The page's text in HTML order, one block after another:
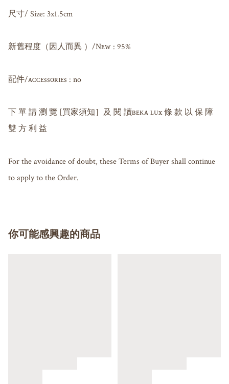
尺寸/ Size: 3x1.5cm
新舊程度（因人而異 ）/Nᴇᴡ : 95%
配件/ᴀᴄᴄᴇssᴏʀɪᴇs : no
下 單 請 瀏 覽 [買家須知］及 閱 讀ʙᴇᴋᴀ ʟᴜx 條 款 以 保 障
雙 方 利 益
For the avoidance of doubt, these Terms of Buyer shall continue
你可能感興趣的商品